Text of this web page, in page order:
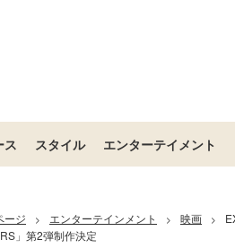
ス スタイル エンターテイメント
ージ > エンターテインメント > 映画 >
」第2弾制作決定